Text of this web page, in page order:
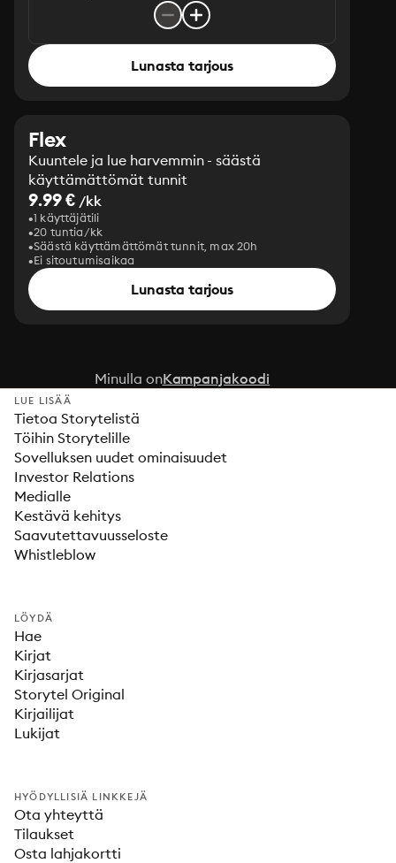
Lunasta tarjous
Flex
Kuuntele ja lue harvemmin - säästä
käyttämättömät tunnit
9.99 € /kk
1 käyttäjätili
20 tuntia/kk
Säästä käyttämättömät tunnit, max 20h
Ei sitoutumisaikaa
Lunasta tarjous
Minulla onKampanjakoodi
LUE LISÄÄ
Tietoa Storytelistä
Töihin Storytelille
Sovelluksen uudet ominaisuudet
Investor Relations
Medialle
Kestävä kehitys
Saavutettavuusseloste
Whistleblow
LÖYDÄ
Hae
Kirjat
Kirjasarjat
Storytel Original
Kirjailijat
Lukijat
HYÖDYLLISIÄ LINKKEJÄ
Ota yhteyttä
Tilaukset
Osta lahjakortti